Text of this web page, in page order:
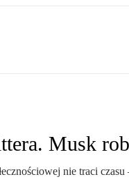
Musk
nie traci